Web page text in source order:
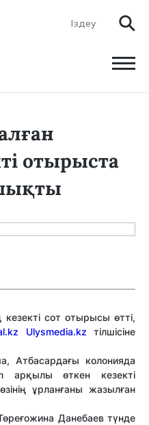
отырыста
сот отырысы өтті,
Ulysmedia.kz тілшісіне
Атбасардағы колонияда
арқылы өткен кезекті
ұрланғаны жазылған
Данебаев түнде